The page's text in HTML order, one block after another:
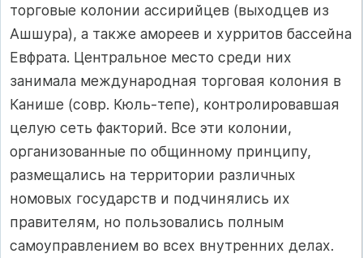
торговые колонии ассирийцев (выходцев из
Ашшура), а также амореев и хурритов бассейна
Евфрата. Центральное место среди них
занимала международная торговая колония в
Канише (совр. Кюль-тепе), контролировавшая
целую сеть факторий. Все эти колонии,
организованные по общинному принципу,
размещались на территории различных
номовых государств и подчинялись их
правителям, но пользовались полным
самоуправлением во всех внутренних делах.